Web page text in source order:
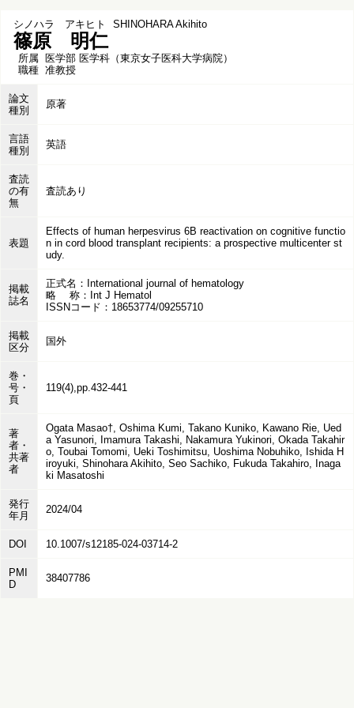
シノハラ アキヒト SHINOHARA Akihito
篠原 明仁
所属 医学部 医学科（東京女子医科大学病院）
職種 准教授
論文
種別
原著
言語
種別
英語
査読
の有
無
査読あり
表題
Effects of human herpesvirus 6B reactivation on cognitive functio
n in cord blood transplant recipients: a prospective multicenter st
udy.
掲載
誌名
正式名：International journal of hematology
略 称：Int J Hematol
ISSNコード：18653774/09255710
掲載
区分
国外
巻・
号・
頁
119(4),pp.432-441
著
者・
共著
者
Ogata Masao†, Oshima Kumi, Takano Kuniko, Kawano Rie, Ued
a Yasunori, Imamura Takashi, Nakamura Yukinori, Okada Takahir
o, Toubai Tomomi, Ueki Toshimitsu, Uoshima Nobuhiko, Ishida H
iroyuki, Shinohara Akihito, Seo Sachiko, Fukuda Takahiro, Inaga
ki Masatoshi
発行
年月
2024/04
DOI 10.1007/s12185-024-03714-2
PMI
D
38407786